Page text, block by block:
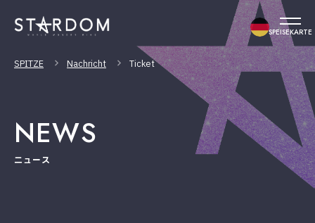
SPEISEKARTE
SPITZE Nachricht Ticket
NEWS
ニュース